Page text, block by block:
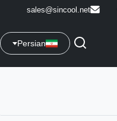
sales@sincool.net
Persian